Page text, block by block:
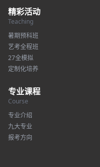
精彩活动
Teaching
暑期预科班
艺考全程班
27全模拟
定制化培养
专业课程
Course
专业介绍
九大专业
报考方向